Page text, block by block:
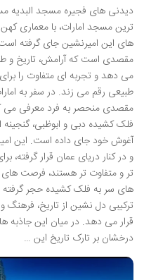
دیدنی های فجیره مسجد البدیه
ترین مسجد امارات، با معماری
های این امیرنشین جای گرفته
مقصدی است که آرامش، تاریخ و
می دهد و تجربه ای متفاوت را
طبیعی رقم می زند. در سفر به
مقصدی منحصر به فرد معرفی می
فلک کشیده دبی و ابوظبی،
آغوش خود جای داده است. این
و در کنار دریای عمان قرار گرفته،
تر و متفاوت تر هستند، فرصت
های سر به فلک کشیده حجر گرفته
ترکیبی دل نشین از تاریخ، فرهنگ
قرار می دهد. در میان این جاذبه
درخشان بر تارک تاریخ این …